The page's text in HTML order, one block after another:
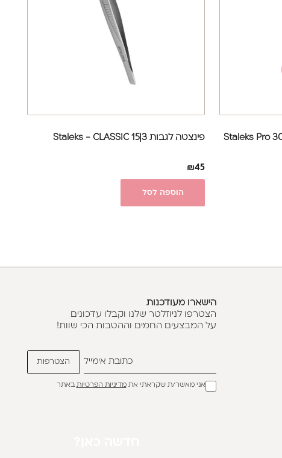
מספריים ישרות לגבות דגם 1|30 Staleks Pro
פינצטה לגבות 3|15 Staleks - CLASSIC
₪45
הוספה לסל
הישארו מעודכנות
הצטרפו לניוזלטר שלנו וקבלו עדכונים
על המבצעים החמים וההטבות הכי שוות!
אני מאשר/ת שקראתי אתמדיניות הפרטיותבאתר